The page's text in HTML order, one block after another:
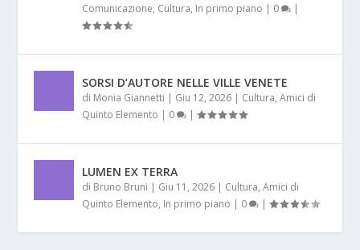
Comunicazione, Cultura, In primo piano | 0 |
SORSI D’AUTORE NELLE VILLE VENETE
di Monia Giannetti | Giu 12, 2026 | Cultura,Amici di
Quinto Elemento | 0 |
LUMEN EX TERRA
di Bruno Bruni | Giu 11, 2026 | Cultura,Amici di
Quinto Elemento, In primo piano | 0 |